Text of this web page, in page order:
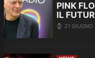
PINK
IL
21